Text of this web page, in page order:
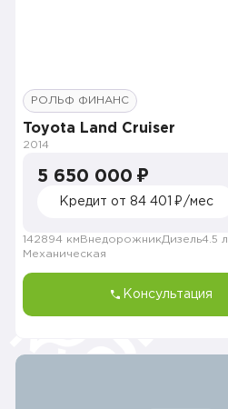
РОЛЬФ ФИНАНС
Toyota Land Cruiser
2014
5 650 000 ₽
Кредит от 84 401 ₽/мес
142894 км ВнедорожникДизель4.5 л.
Механическая
Консультация